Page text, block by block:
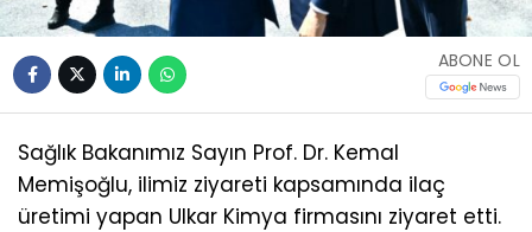
ABONE OL
Sağlık Bakanımız Sayın Prof. Dr. Kemal
Memişoğlu, ilimiz ziyareti kapsamında ilaç
üretimi yapan Ulkar Kimya firmasını ziyaret etti.